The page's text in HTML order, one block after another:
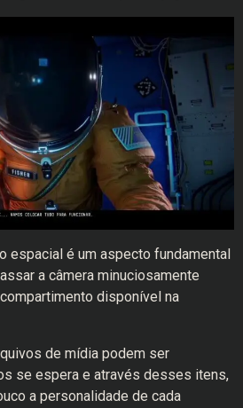
espacial é um aspecto fundamental
a câmera minuciosamente
disponível na
de mídia podem ser
se espera e através desses itens,
a personalidade de cada